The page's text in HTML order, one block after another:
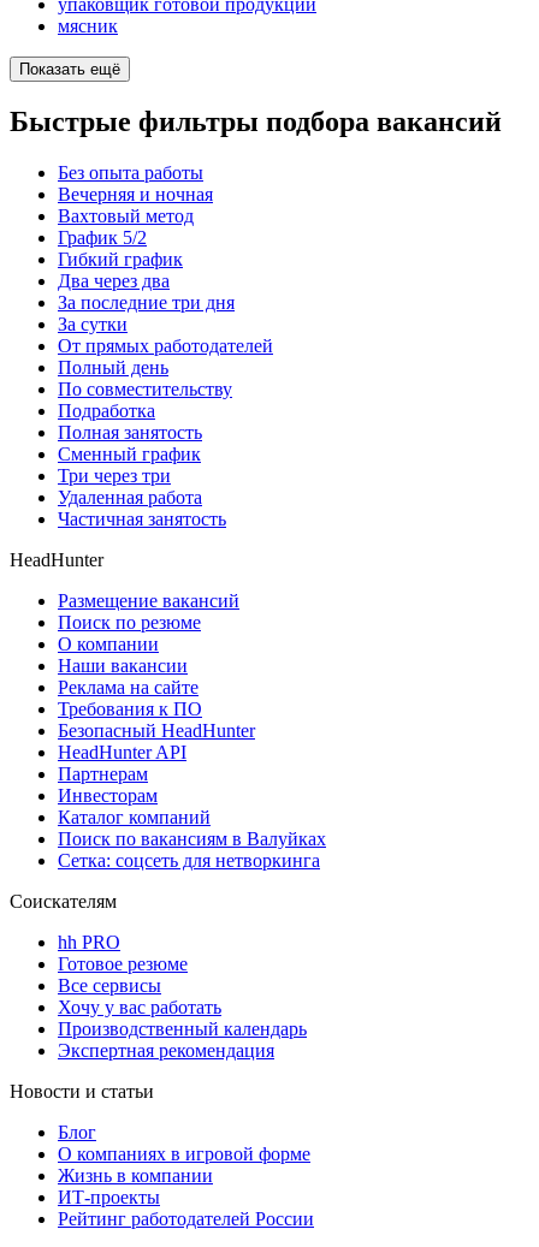
упаковщик готовой продукции
мясник
Показать ещё
Быстрые фильтры подбора вакансий
Без опыта работы
Вечерняя и ночная
Вахтовый метод
График 5/2
Гибкий график
Два через два
За последние три дня
За сутки
От прямых работодателей
Полный день
По совместительству
Подработка
Полная занятость
Сменный график
Три через три
Удаленная работа
Частичная занятость
HeadHunter
Размещение вакансий
Поиск по резюме
О компании
Наши вакансии
Реклама на сайте
Требования к ПО
Безопасный HeadHunter
HeadHunter API
Партнерам
Инвесторам
Каталог компаний
Поиск по вакансиям в Валуйках
Сетка: соцсеть для нетворкинга
Соискателям
hh PRO
Готовое резюме
Все сервисы
Хочу у вас работать
Производственный календарь
Экспертная рекомендация
Новости и статьи
Блог
О компаниях в игровой форме
Жизнь в компании
ИТ-проекты
Рейтинг работодателей России